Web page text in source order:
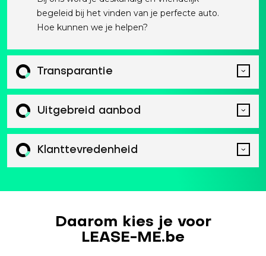
begeleid bij het vinden van je perfecte auto.
Hoe kunnen we je helpen?
Transparantie
Uitgebreid aanbod
Klanttevredenheid
Daarom kies je voor
LEASE-ME.be